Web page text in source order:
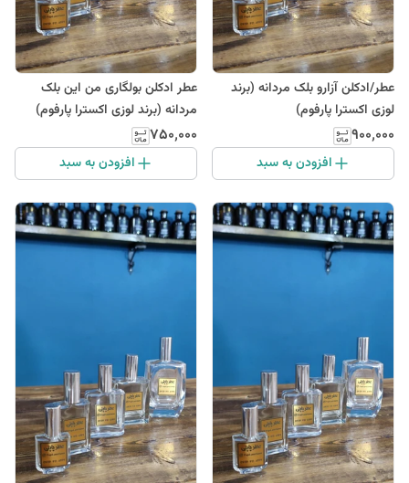
عطر/ادکلن آزارو بلک مردانه (برند
لوزی اکسترا پارفوم)
۹۰۰٬۰۰۰
افزودن به سبد
عطر ادکلن بولگاری من این بلک
مردانه (برند لوزی اکسترا پارفوم)
۷۵۰٬۰۰۰
افزودن به سبد